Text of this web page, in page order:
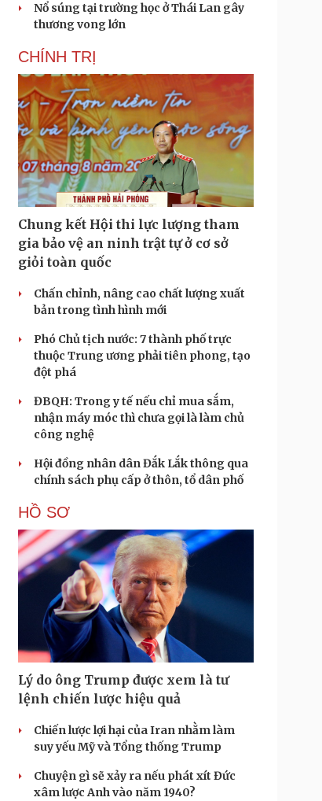
Nổ súng tại trường học ở Thái Lan gây
thương vong lớn
CHÍNH TRỊ
Chung kết Hội thi lực lượng tham
gia bảo vệ an ninh trật tự ở cơ sở
giỏi toàn quốc
Chấn chỉnh, nâng cao chất lượng xuất
bản trong tình hình mới
Phó Chủ tịch nước: 7 thành phố trực
thuộc Trung ương phải tiên phong, tạo
đột phá
ĐBQH: Trong y tế nếu chỉ mua sắm,
nhận máy móc thì chưa gọi là làm chủ
công nghệ
Hội đồng nhân dân Đắk Lắk thông qua
chính sách phụ cấp ở thôn, tổ dân phố
HỒ SƠ
Lý do ông Trump được xem là tư
lệnh chiến lược hiệu quả
Chiến lược lợi hại của Iran nhằm làm
suy yếu Mỹ và Tổng thống Trump
Chuyện gì sẽ xảy ra nếu phát xít Đức
xâm lược Anh vào năm 1940?